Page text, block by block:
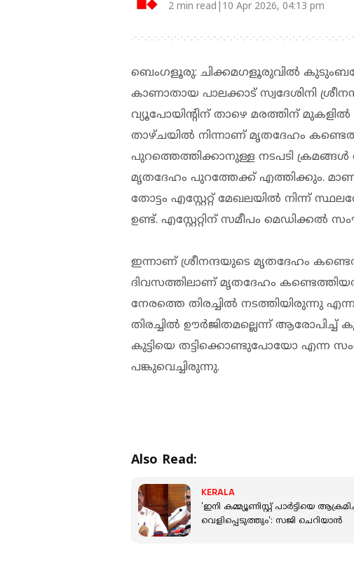
2 min read|10 Apr 2026, 04:13 pm
ബെംഗളൂരു: ചിക്കമഗളൂരുവില്‍
കാണാതായ പാലക്കാട് സ്വദേശിനി
വ്യൂപോയിൻ്റിന് താഴെ മരത്തിന് മുകളിൽ
താഴ്ചയില്‍ നിന്നാണ് മൃതദേഹം
പുറത്തെത്തിക്കാനുള്ള നടപടി
മൃതദേഹം പുറത്തേക്ക് എത്തിക്കും.
തോട്ടം എസ്റ്റേറ്റ് മേഖലയിൽ നിന്ന്
ഉണ്ട്. എസ്റ്റേറ്റിന് സമീപം മെഡിക്കൽ
ഇന്നാണ് ശ്രീനന്ദയുടെ മൃതദേഹം
ദിവസത്തിലാണ് മൃതദേഹം
നേരത്തെ തിരച്ചിൽ നടത്തിയിരുന്നു
തിരച്ചില്‍ ഊര്‍ജിതമല്ലെന്ന് ആരോപിച്ച്
കുട്ടിയെ തട്ടിക്കൊണ്ടുപോയോ എന്ന
പങ്കുവെച്ചിരുന്നു.
Also Read:
KERALA
'ഇനി കമ്മ്യൂണിസ്റ്റ് പാർട്ടിയെ
വെളിപ്പെടുത്തും': സജി ചെറിയാൻ